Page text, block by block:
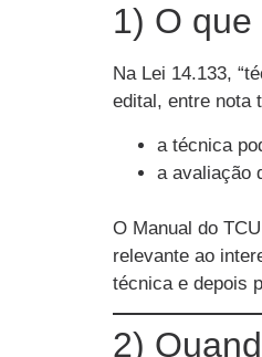
1) O que
Na Lei 14.133,
edital, entre nota
a técnica
a avaliação
O Manual do
relevante ao
técnica e depois
2)